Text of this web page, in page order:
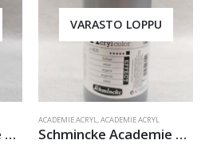
Schmincke Academie Acryl 111 Titanium White
VARASTO LOPPU
ACADEMIE ACRYL,ACADEMIE ACRYL
Schmincke Academie Acryl 800 Silver